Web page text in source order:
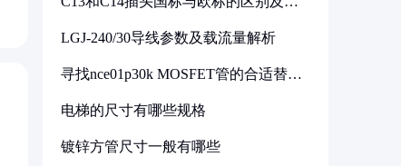
LGJ-240/30导线参数及载流量解析
寻找nce01p30k MOSFET管的合适替代
电梯的尺寸有哪些规格
镀锌方管尺寸一般有哪些